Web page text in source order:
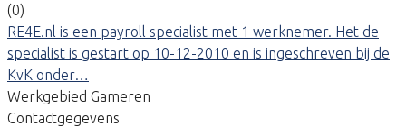
(0)
RE4E.nl is een payroll specialist met 1 werknemer. Het de
specialist is gestart op 10-12-2010 en is ingeschreven bij de
KvK onder…
Werkgebied Gameren
Contactgegevens